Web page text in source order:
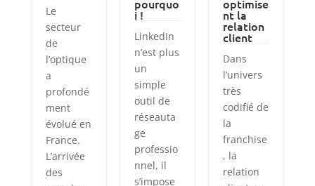
Le
secteur
de
l’optique
a
profondé
ment
évolué en
France.
L’arrivée
des
pourquo
i !
LinkedIn
n’est plus
un
simple
outil de
réseauta
ge
professio
nnel, il
s’impose
optimise
nt la
relation
client
Dans
l’univers
très
codifié de
la
franchise
, la
relation